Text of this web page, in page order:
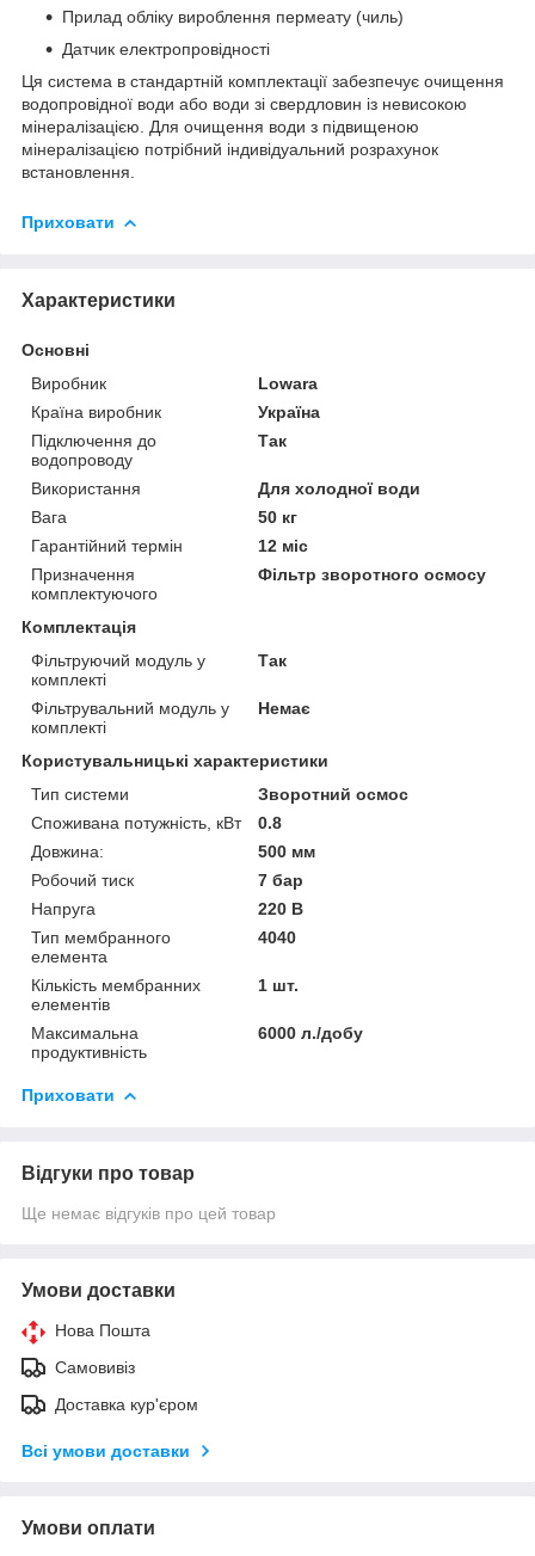
Прилад обліку вироблення пермеату (чиль)
Датчик електропровідності
Ця система в стандартній комплектації забезпечує очищення
водопровідної води або води зі свердловин із невисокою
мінералізацією. Для очищення води з підвищеною
мінералізацією потрібний індивідуальний розрахунок
встановлення.
Приховати
Характеристики
Основні
Виробник
Lowara
Країна виробник
Україна
Підключення до
водопроводу
Так
Використання
Для холодної води
Вага
50 кг
Гарантійний термін
12 міс
Призначення
комплектуючого
Фільтр зворотного осмосу
Комплектація
Фільтруючий модуль у
комплекті
Так
Фільтрувальний модуль у
комплекті
Немає
Користувальницькі характеристики
Тип системи
Зворотний осмос
Споживана потужність, кВт
0.8
Довжина:
500 мм
Робочий тиск
7 бар
Напруга
220 В
Тип мембранного
елемента
4040
Кількість мембранних
елементів
1 шт.
Максимальна
продуктивність
6000 л./добу
Приховати
Відгуки про товар
Ще немає відгуків про цей товар
Умови доставки
Нова Пошта
Самовивіз
Доставка кур'єром
Всі умови доставки
Умови оплати